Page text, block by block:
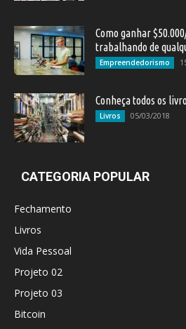
Como ganhar
trabalhando de
Empreendedorismo
Conheça todos os
Livros 05/03/2018
CATEGORIA POPULAR
Fechamento
Livros
Vida Pessoal
Projeto 02
Projeto 03
Bitcoin